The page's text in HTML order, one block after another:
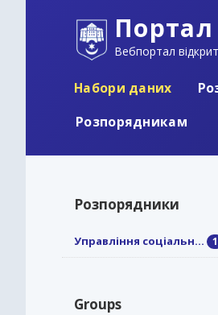
Вебпортал
Набори даних
Розпорядникам
Розпорядники
Управління соціальн... 1
Groups